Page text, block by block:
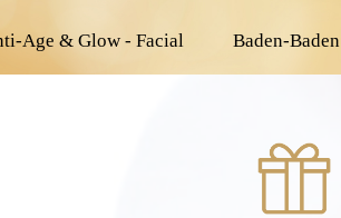
Age & Glow - Facial Baden-Baden